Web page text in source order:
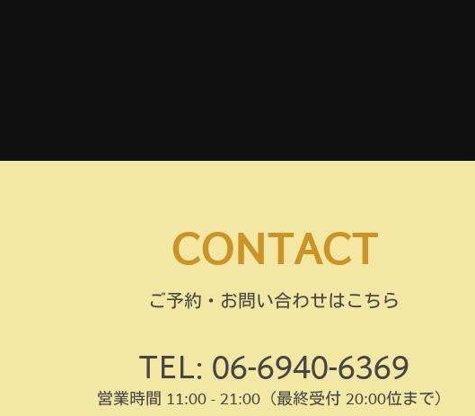
CONTACT
ご予約・お問い合わせはこちら
TEL: 06-6940-6369
営業時間 11:00 - 21:00 （最終受付 20:00位まで）